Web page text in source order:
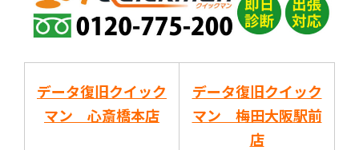
データ復旧クイック
マン 心斎橋本店
データ復旧クイック
マン 梅田大阪駅前
店